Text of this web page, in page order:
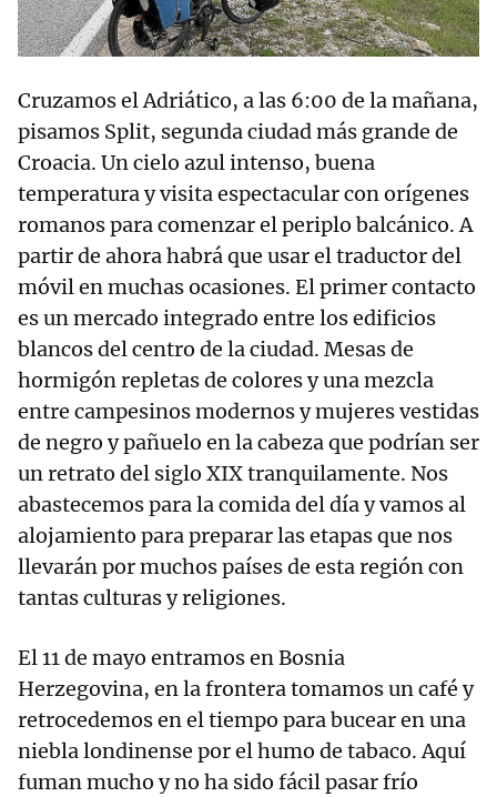
Cruzamos el Adriático, a las 6:00 de la mañana,
pisamos Split, segunda ciudad más grande de
Croacia. Un cielo azul intenso, buena
temperatura y visita espectacular con orígenes
romanos para comenzar el periplo balcánico. A
partir de ahora habrá que usar el traductor del
móvil en muchas ocasiones. El primer contacto
es un mercado integrado entre los edificios
blancos del centro de la ciudad. Mesas de
hormigón repletas de colores y una mezcla
entre campesinos modernos y mujeres vestidas
de negro y pañuelo en la cabeza que podrían ser
un retrato del siglo XIX tranquilamente. Nos
abastecemos para la comida del día y vamos al
alojamiento para preparar las etapas que nos
llevarán por muchos países de esta región con
tantas culturas y religiones.
El 11 de mayo entramos en Bosnia
Herzegovina, en la frontera tomamos un café y
retrocedemos en el tiempo para bucear en una
niebla londinense por el humo de tabaco. Aquí
fuman mucho y no ha sido fácil pasar frío